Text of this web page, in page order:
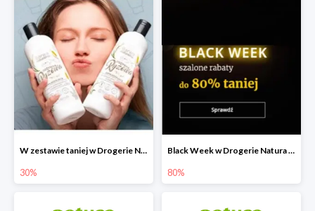
W zestawie taniej w Drogerie Natura do -30%
30%
Black Week w Drogerie Natura do -80%
80%